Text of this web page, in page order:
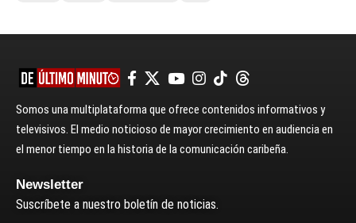
Somos una multiplataforma que ofrece contenidos informativos y
televisivos. El medio noticioso de mayor crecimiento en audiencia en
el menor tiempo en la historia de la comunicación caribeña.
Newsletter
Suscríbete a nuestro boletín de noticias.